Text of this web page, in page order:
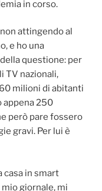
in corso.
attingendo al
e ho una
questione: per
TV nazionali,
milioni di abitanti
appena 250
però pare fossero
gravi. Per lui è
casa in smart
giornale, mi